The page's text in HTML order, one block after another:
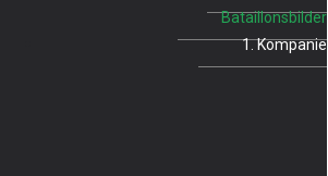
Bataillonsbilder
1. Kompanie